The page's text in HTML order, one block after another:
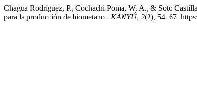
Chagua Rodríguez, P., Cochachi Poma, W. A., & Soto
para la producción de biometano . KANYÚ, 2(2), 54–67.